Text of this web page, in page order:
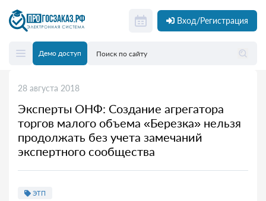
Вход/Регистрация
Демо доступ
28 августа 2018
Эксперты ОНФ: Создание агрегатора
торгов малого объема «Березка» нельзя
продолжать без учета замечаний
экспертного сообщества
ЭТП